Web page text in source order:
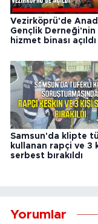
Vezirköprü'de
Gençlik Derneği'nin
hizmet binası açıldı
Samsun'da klipte
kullanan rapçi ve 3
serbest bırakıldı
Yorumlar